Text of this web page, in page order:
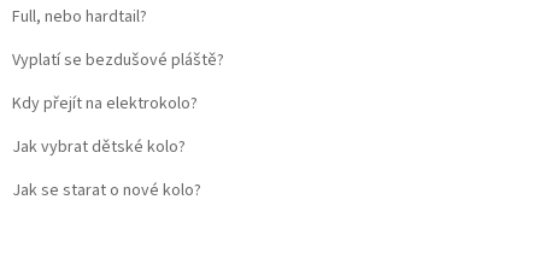
Full, nebo hardtail?
Vyplatí se bezdušové pláště?
Kdy přejít na elektrokolo?
Jak vybrat dětské kolo?
Jak se starat o nové kolo?